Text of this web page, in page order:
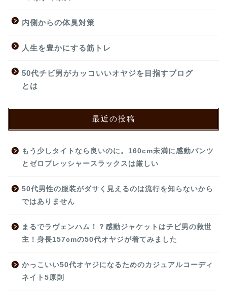
内側からの体臭対策
人生を豊かにする筋トレ
50代チビ男がカッコいいオヤジを目指すブログ
とは
最近の投稿
もう少しタイトなら良いのに。160cm未満に感動パンツ
とゼロプレッシャースラックスは厳しい
50代男性の服装がダサく見えるのは流行を知らないから
ではありません
まるでラヴェンハム！？感動ジャケットはチビ男の救世
主！身長157cmの50代オヤジが着てみました
かっこいい50代オヤジになるためのカジュアルコーディ
ネイト5原則